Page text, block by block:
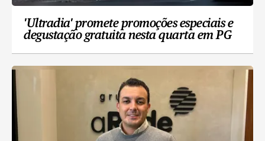
'Ultradia' promete promoções especiais e
degustação gratuita nesta quarta em PG